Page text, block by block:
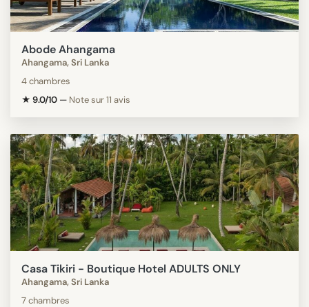
Abode Ahangama
Ahangama, Sri Lanka
4 chambres
★ 9.0/10 — Note sur 11 avis
Casa Tikiri - Boutique Hotel ADULTS ONLY
Ahangama, Sri Lanka
7 chambres